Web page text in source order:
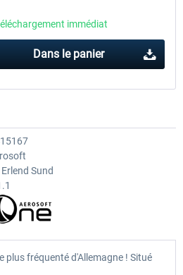
immédiat
Dans le panier
Sund
plus fréquenté d'Allemagne ! Situé